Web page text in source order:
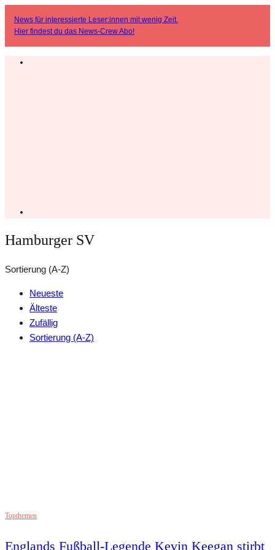
News für interessierte Leser:innen mit wenig Zeit.
Hier findest du das News-Crew Abo!
Hamburger SV
Sortierung (A-Z)
Neueste
Älteste
Zufällig
Sortierung (A-Z)
Topthemen
Englands Fußball-Legende Kevin Keegan stirbt